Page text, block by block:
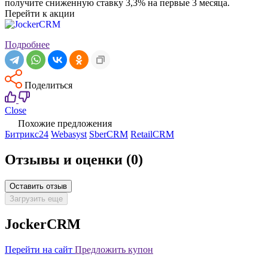
получите сниженную ставку 3,3% на первые 3 месяца.
Перейти к акции
Подробнее
Поделиться
Close
Похожие предложения
Битрикс24 Webasyst SberCRM RetailCRM
Отзывы и оценки (0)
Оставить отзыв
Загрузить еще
JockerCRM
Перейти на сайт Предложить купон